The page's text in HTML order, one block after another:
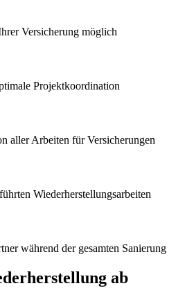
Versicherung möglich
Projektkoordination
aller Arbeiten für Versicherungen
Wiederherstellungsarbeiten
während der gesamten Sanierung
ab